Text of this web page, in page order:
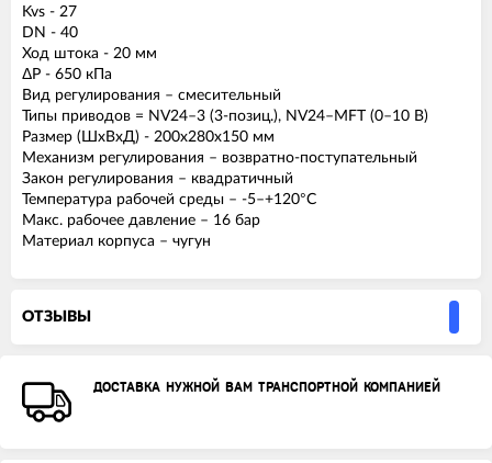
Kvs - 27
DN - 40
Ход штока - 20 мм
ΔP - 650 кПа
Вид регулирования – смесительный
Типы приводов = NV24–3 (3-позиц.), NV24–MFT (0–10 В)
Размер (ШxВxД) - 200x280x150 мм
Механизм регулирования – возвратно-поступательный
Закон регулирования – квадратичный
Температура рабочей среды – -5–+120°C
Макс. рабочее давление – 16 бар
Материал корпуса – чугун
ОТЗЫВЫ
ДОСТАВКА НУЖНОЙ ВАМ ТРАНСПОРТНОЙ КОМПАНИЕЙ